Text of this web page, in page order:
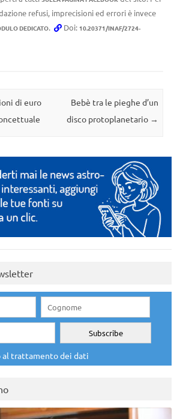
refusi, imprecisioni ed errori è invece
DEDICATO. Doi: 10.20371/INAF/2724-
di euro
Bebè tra le pieghe d’un
disco protoplanetario →
al trattamento dei dati